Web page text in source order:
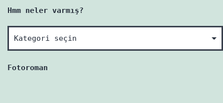
Hmm neler varmış?
Hmm
neler
varmış?
Fotoroman